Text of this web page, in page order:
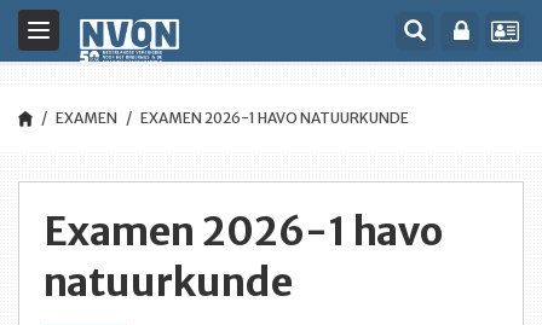
Toggle
navigation
EXAMEN EXAMEN 2026-1 HAVO NATUURKUNDE
Examen 2026-1 havo
natuurkunde